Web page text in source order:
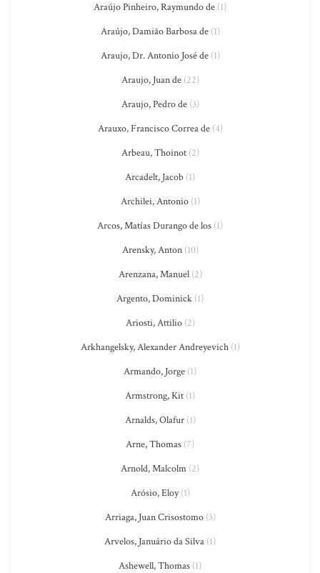
Araújo Pinheiro, Raymundo de (1)
Araújo, Damião Barbosa de(1)
Araujo, Dr. Antonio José de(1)
Araujo, Juan de(22)
Araujo, Pedro de(3)
Arauxo, Francisco Correa de(4)
Arbeau, Thoinot(2)
Arcadelt, Jacob (1)
Archilei, Antonio(1)
Arcos, Matías Durango de los (1)
Arensky, Anton(10)
Arenzana, Manuel(2)
Argento, Dominick (1)
Ariosti, Attilio(2)
Arkhangelsky, Alexander Andreyevich(1)
Armando, Jorge (1)
Armstrong, Kit (1)
Arnalds, Olafur(1)
Arne, Thomas (7)
Arnold, Malcolm (2)
Arósio, Eloy(1)
Arriaga, Juan Crisostomo(3)
Arvelos, Januário da Silva (1)
Ashewell, Thomas (1)